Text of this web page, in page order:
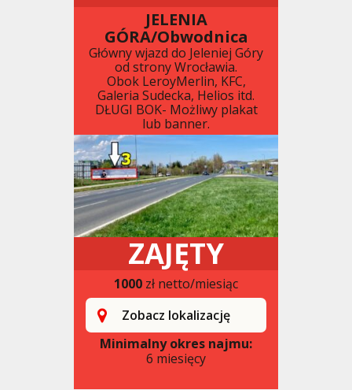
JELENIA
GÓRA/Obwodnica
Główny wjazd do Jeleniej Góry
od strony Wrocławia.
Obok LeroyMerlin, KFC,
Galeria Sudecka, Helios itd.
DŁUGI BOK- Możliwy plakat
lub banner.
ZAJĘTY
1000 zł netto/miesiąc
Zobacz lokalizację
Minimalny okres najmu:
6 miesięcy